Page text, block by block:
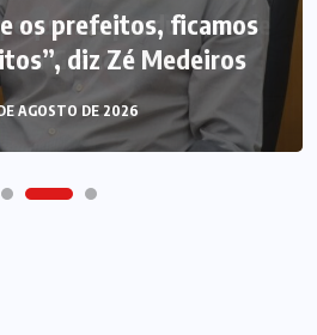
os prefeitos, ficamos
diz Zé Medeiros
AGOSTO DE 2026